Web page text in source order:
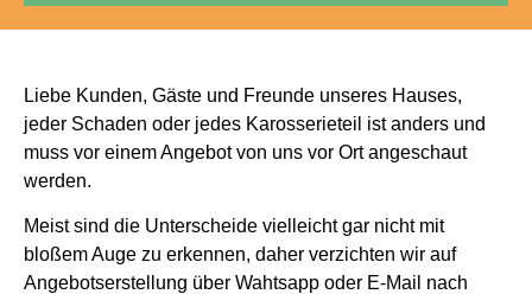
Liebe Kunden, Gäste und Freunde unseres Hauses,
jeder Schaden oder jedes Karosserieteil ist anders und
muss vor einem Angebot von uns vor Ort angeschaut
werden.
Meist sind die Unterscheide vielleicht gar nicht mit
bloßem Auge zu erkennen, daher verzichten wir auf
Angebotserstellung über Wahtsapp oder E-Mail nach